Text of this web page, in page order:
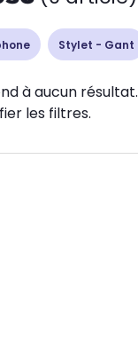
Stylet - Gant
à aucun résultat.
les filtres.